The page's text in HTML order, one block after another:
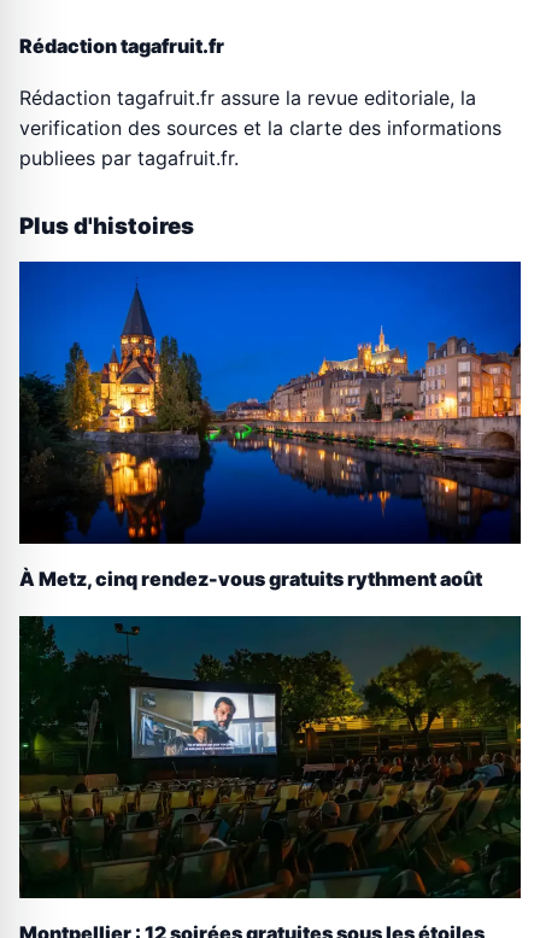
Rédaction tagafruit.fr
Rédaction tagafruit.fr assure la revue editoriale, la
verification des sources et la clarte des informations
publiees par tagafruit.fr.
Plus d'histoires
À Metz, cinq rendez-vous gratuits rythment août
Montpellier : 12 soirées gratuites sous les étoiles